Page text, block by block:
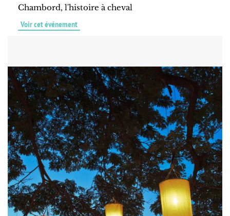
Chambord, l'histoire à cheval
Voir cet événement